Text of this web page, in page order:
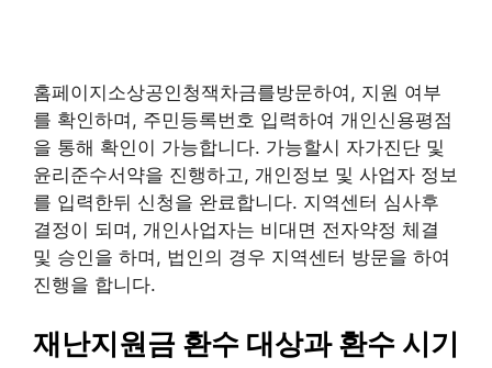
홈페이지소상공인청잭차금를방문하여, 지원 여부
를 확인하며, 주민등록번호 입력하여 개인신용평점
을 통해 확인이 가능합니다. 가능할시 자가진단 및
윤리준수서약을 진행하고, 개인정보 및 사업자 정보
를 입력한뒤 신청을 완료합니다. 지역센터 심사후
결정이 되며, 개인사업자는 비대면 전자약정 체결
및 승인을 하며, 법인의 경우 지역센터 방문을 하여
진행을 합니다.
재난지원금 환수 대상과 환수 시기